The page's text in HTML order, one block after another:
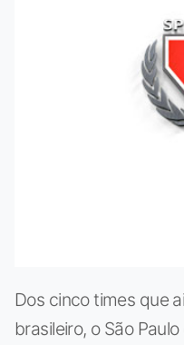
Dos cinco times que
brasileiro, o São